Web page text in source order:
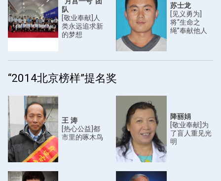
队
[敬业奉献]人
类永远追求新
的梦想
苏士龙
[见义勇为]
将“生命之
绳”奉献他人
“2014北京榜样”提名奖
王 涛
[热心公益]都
市里的啄木鸟
降丽娟
[敬业奉献]为
了盲人重见光
明